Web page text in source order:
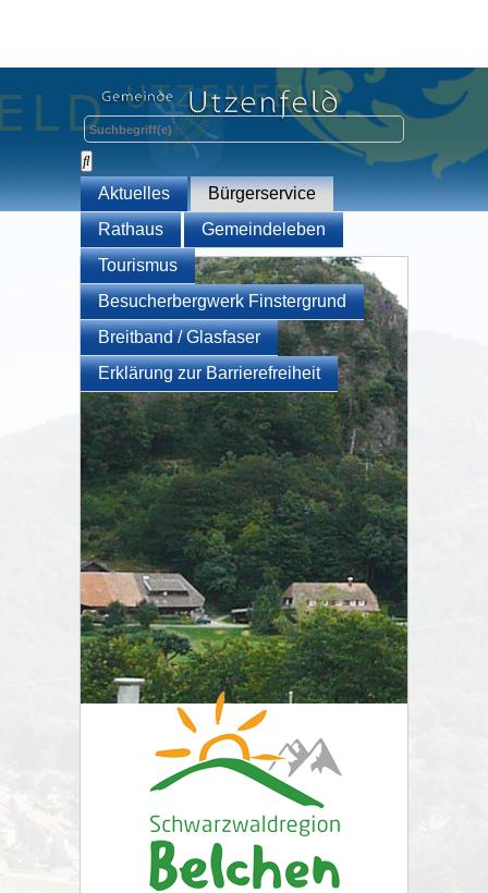
Aktuelles
Bürgerservice
Rathaus
Gemeindeleben
Tourismus
Besucherbergwerk Finstergrund
Breitband / Glasfaser
Erklärung zur Barrierefreiheit